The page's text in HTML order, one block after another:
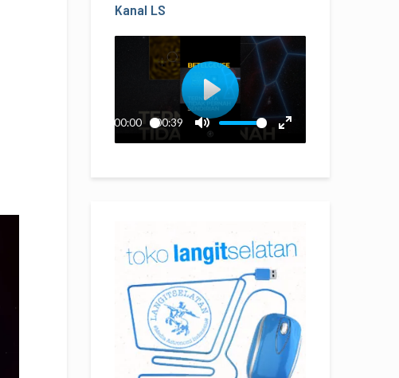
Kanal LS